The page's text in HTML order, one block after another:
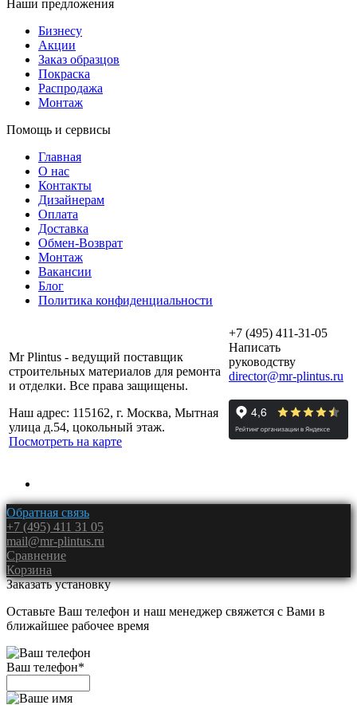
Наши предложения
Бизнесу
Акции
Заказ образцов
Покраска
Распродажа
Монтаж
Помощь и сервисы
Главная
О нас
Контакты
Дизайнерам
Оплата
Доставка
Обмен-Возврат
Монтаж
Вакансии
Блог
Политика конфиденциальности
Mr Plintus - ведущий поставщик
строительных материалов для ремонта
и отделки. Все права защищены.
Наш адрес: 115162, г. Москва, Мытная
улица д.54, цокольный этаж.
Посмотреть на карте
+7 (495) 411-31-05
Написать
руководству
director@mr-plintus.ru
Обратная связь
+7 (495) 411 31 05
mail@mr-plintus.ru
Сравнение
Корзина
Заказать установку
Оставьте Ваш телефон и наш менеджер свяжется с Вами в
ближайшее рабочее время
Ваш телефон*